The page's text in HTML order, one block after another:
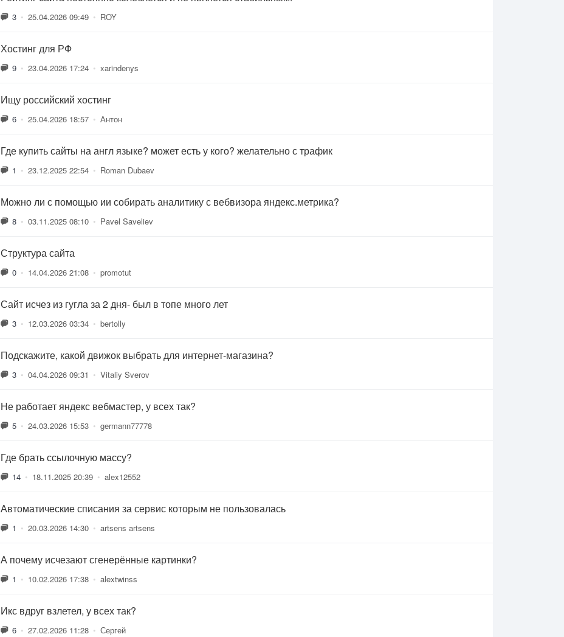
3 • 25.04.2026 09:49 • ROY
Хостинг для РФ
9 • 23.04.2026 17:24 • xarindenys
Ищу российский хостинг
6 • 25.04.2026 18:57 • Антон
Где купить сайты на англ языке? может есть у кого? желательно с трафик
1 • 23.12.2025 22:54 • Roman Dubaev
Можно ли с помощью ии собирать аналитику с вебвизора яндекс.метрика?
8 • 03.11.2025 08:10 • Pavel Saveliev
Структура сайта
0 • 14.04.2026 21:08 • promotut
Сайт исчез из гугла за 2 дня- был в топе много лет
3 • 12.03.2026 03:34 • bertolly
Подскажите, какой движок выбрать для интернет-магазина?
3 • 04.04.2026 09:31 • Vitaliy Sverov
Не работает яндекс вебмастер, у всех так?
5 • 24.03.2026 15:53 • germann77778
Где брать ссылочную массу?
14 • 18.11.2025 20:39 • alex12552
Автоматические списания за сервис которым не пользовалась
1 • 20.03.2026 14:30 • artsens artsens
А почему исчезают сгенерённые картинки?
1 • 10.02.2026 17:38 • alextwinss
Икс вдруг взлетел, у всех так?
6 • 27.02.2026 11:28 • Сергей